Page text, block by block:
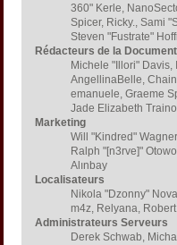
360" Kerle,
Spicer, Ricky., Sami
Steven "Fustrate"
Rédacteurs de la
Michele "Illori"
AngellinaBelle,
emanuele, Graeme
Jade Elizabeth
Marketing
Will "Kindred"
Ralph "[n3rve]"
Alınbay
Localisateurs
Nikola "Dzonny"
m4z, Relyana,
Administrateurs Serveurs
Derek Schwab,